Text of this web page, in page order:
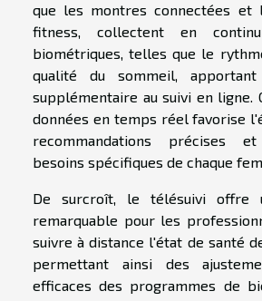
que les montres connectées et
fitness, collectent en
biométriques, telles que le
qualité du sommeil,
supplémentaire au suivi en ligne.
données en temps réel favorise
recommandations précises
besoins spécifiques de chaque
De surcroît, le télésuivi offre
remarquable pour les
suivre à distance l'état de santé
permettant ainsi des
efficaces des programmes de